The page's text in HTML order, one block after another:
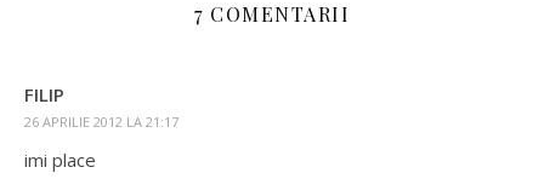
7 COMENTARII
FILIP
26 APRILIE 2012 LA 21:17
imi place